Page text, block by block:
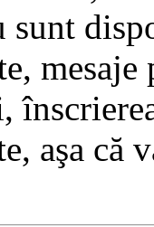
sunt
aşa că